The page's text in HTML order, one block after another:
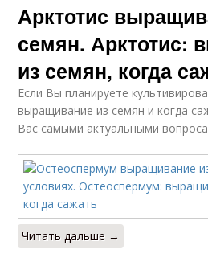
Арктотис
семян. Арктотис:
из семян, когда
Если Вы планируете
выращивание из семян и когда
Вас самыми актуальными
Читать дальше →